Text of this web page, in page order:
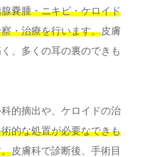
嚢腫・ニキビ・ケロイド
・治療を行います。皮膚
、多くの耳の裏のできも
的摘出や、ケロイドの治
的な処置が必要なできも
皮膚科で診断後、手術目